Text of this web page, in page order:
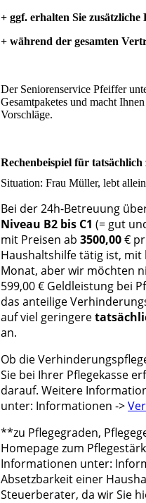
+ ggf. erhalten Sie
+ während der gesamten
Der Seniorenservice Pfeiffer
Gesamtpaketes und macht
Vorschläge.
Rechenbeispiel für
Situation: Frau Müller, lebt
Bei der 24h-Betreuung
Niveau B2 bis C1 (= gut
mit Preisen ab 3500,00€
Haushaltshilfe tätig ist, mit
Monat, aber wir möchten
599,00 € Geldleistung bei
das anteilige
auf viel geringeret
an.
Ob die
Sie bei Ihrer Pflegekasse
darauf. Weitere
unter: Informationen ->
**zu Pflegegraden,
Homepage zum
Informationen unter:
Absetzbarkeit einer
Steuerberater, da wir Sie